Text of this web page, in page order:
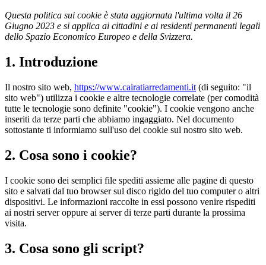
Questa politica sui cookie è stata aggiornata l'ultima volta il 26
Giugno 2023 e si applica ai cittadini e ai residenti permanenti legali
dello Spazio Economico Europeo e della Svizzera.
1. Introduzione
Il nostro sito web, https://www.cairatiarredamenti.it (di seguito: "il
sito web") utilizza i cookie e altre tecnologie correlate (per comodità
tutte le tecnologie sono definite "cookie"). I cookie vengono anche
inseriti da terze parti che abbiamo ingaggiato. Nel documento
sottostante ti informiamo sull'uso dei cookie sul nostro sito web.
2. Cosa sono i cookie?
I cookie sono dei semplici file spediti assieme alle pagine di questo
sito e salvati dal tuo browser sul disco rigido del tuo computer o altri
dispositivi. Le informazioni raccolte in essi possono venire rispediti
ai nostri server oppure ai server di terze parti durante la prossima
visita.
3. Cosa sono gli script?